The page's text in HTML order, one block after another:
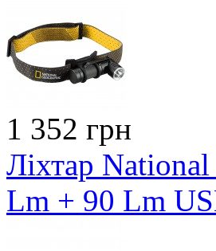
1 352 грн
Ліхтар
Lm + 90 Lm